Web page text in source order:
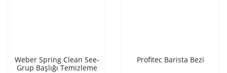
Weber Spring Clean See-
Grup Başlığı Temizleme
Profitec Barista Bezi